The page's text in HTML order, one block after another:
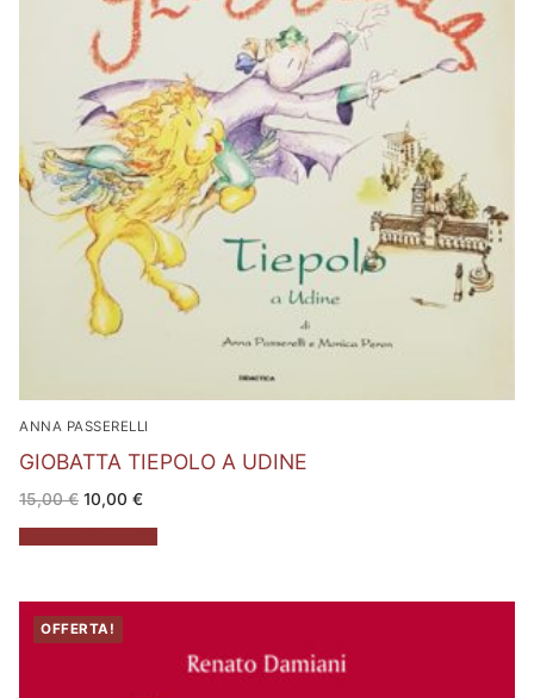
ANNA PASSERELLI
GIOBATTA TIEPOLO A UDINE
15,00€ Il
prezzo
originale
era:
10,00 €Il
attuale
è:
OFFERTA!